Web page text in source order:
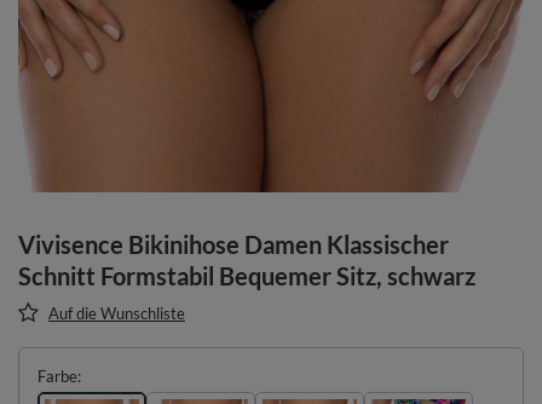
Vivisence Bikinihose Damen Klassischer
Schnitt Formstabil Bequemer Sitz, schwarz
Auf die Wunschliste
Farbe